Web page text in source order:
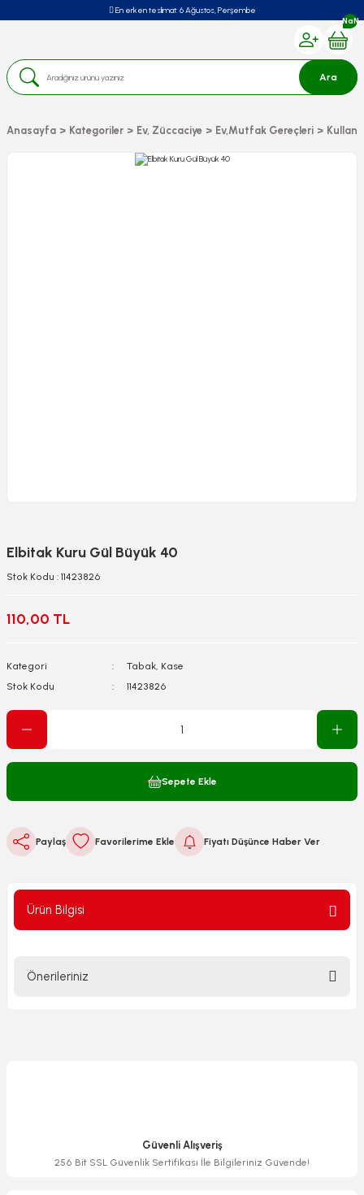
En erken teslimat: 6 Ağustos, Perşembe
Ara
NaN
Anasayfa Kategoriler Ev, Züccaciye Ev,Mutfak Gereçleri Kullan
Elbitak Kuru Gül Büyük 40
Stok Kodu : 11423826
110,00 TL
Kategori
Tabak, Kase
Stok Kodu
11423826
Sepete Ekle
Paylaş Fiyatı Düşünce Haber Ver
Ürün Bilgisi
Önerileriniz
Ürün bilgilerinde hatalar bulunuyor.
Güvenli Alışveriş
256 Bit SSL Güvenlik Sertifikası İle Bilgileriniz Güvende!